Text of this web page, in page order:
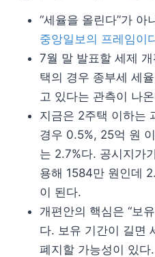
“세율을 올린다”가 아
중앙일보의 프레임이
7월 말 발표할 세제
택의 경우 종부세 세
고 있다는 관측이 나
지금은 2주택 이하는
경우 0.5%, 25억 원
는 2.7%다. 공시지가
용해 1584만 원인데
이 된다.
개편안의 핵심은 “보
다. 보유 기간이 길면
폐지할 가능성이 있다.